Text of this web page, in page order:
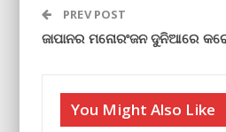
PREV POST
ଜାପାନର ମନୋରଂଜନ ଦୁନିଆରେ
You Might Also Like